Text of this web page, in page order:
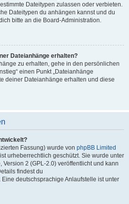
Dateitypen zulassen oder verbieten.
Dateitypen du anhängen kannst und du
bitte an die Board-Administration.
Dateianhänge erhalten?
zu erhalten, gehe in den persönlichen
einen Punkt „Dateianhänge
deiner Dateianhänge erhalten und diese
Fassung) wurde von phpBB Limited
urheberrechtlich geschützt. Sie wurde unter
2 (GPL-2.0) veröffentlicht und kann
findest du
. Eine deutschsprachige Anlaufstelle ist unter